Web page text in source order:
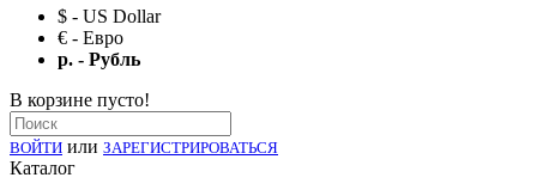
$ - US Dollar
€ - Евро
р. - Рубль
В корзине пусто!
ВОЙТИ или ЗАРЕГИСТРИРОВАТЬСЯ
Каталог